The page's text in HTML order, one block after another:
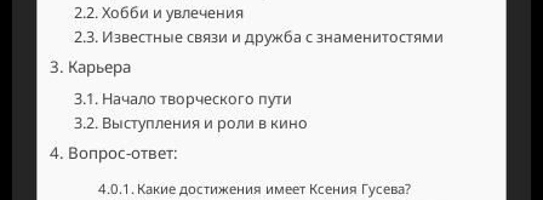
Хобби и увлечения
Известные связи и дружба с знаменитостями
Карьера
Начало творческого пути
Выступления и роли в кино
Вопрос-ответ:
Какие достижения имеет Ксения Гусева?